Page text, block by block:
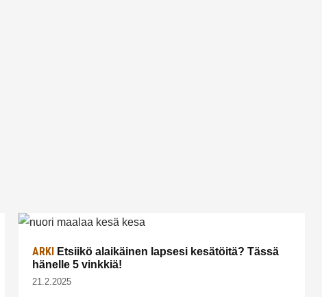
ARKI Etsiikö alaikäinen lapsesi kesätöitä? Tässä
hänelle 5 vinkkiä!
21.2.2025